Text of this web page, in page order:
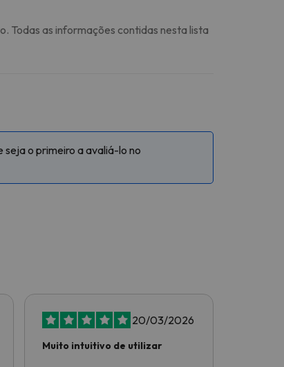
Todas as informações contidas nesta lista
seja o primeiro a avaliá-lo no
20/03/2026
Muito intuitivo de utilizar